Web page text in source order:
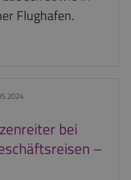
Flughafen.
bei
–